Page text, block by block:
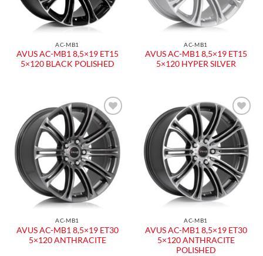
AC-MB1
AVUS AC-MB1 8,5×19 ET15
5×120 BLACK POLISHED
AC-MB1
AVUS AC-MB1 8,5×19 ET15
5×120 HYPER SILVER
Aggiungi
alla lista
dei
desideri
AC-MB1
AVUS AC-MB1 8,5×19 ET30
5×120 ANTHRACITE
Aggiungi
alla lista
dei
desideri
AC-MB1
AVUS AC-MB1 8,5×19 ET30
5×120 ANTHRACITE
POLISHED